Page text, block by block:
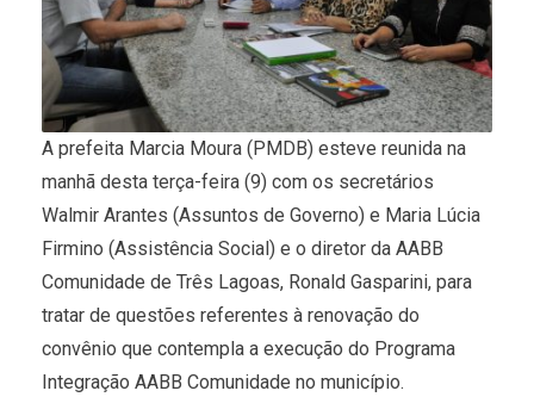
A prefeita Marcia Moura (PMDB) esteve reunida na
manhã desta terça-feira (9) com os secretários
Walmir Arantes (Assuntos de Governo) e Maria Lúcia
Firmino (Assistência Social) e o diretor da AABB
Comunidade de Três Lagoas, Ronald Gasparini, para
tratar de questões referentes à renovação do
convênio que contempla a execução do Programa
Integração AABB Comunidade no município.